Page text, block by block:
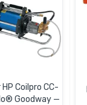
Coilpro CC-
Goodway —